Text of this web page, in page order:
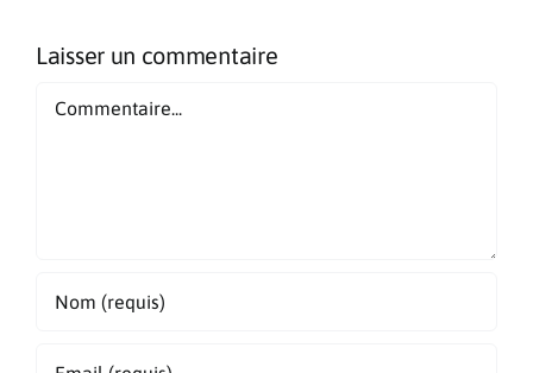
Laisser un commentaire
Commentaire